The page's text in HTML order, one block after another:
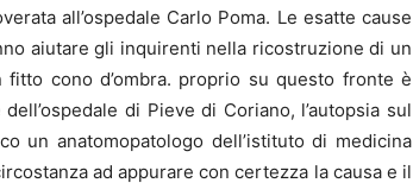
all’ospedale Carlo Poma. Le esatte cause
aiutare gli inquirenti nella ricostruzione di un
cono d’ombra. proprio su questo fronte è
di Pieve di Coriano, l’autopsia sul
un anatomopatologo dell’istituto di medicina
ad appurare con certezza la causa e il